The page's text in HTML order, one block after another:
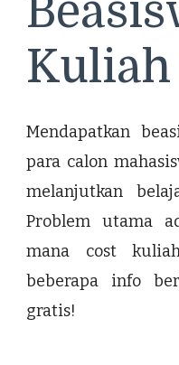
Mendapatkan
para calon
melanjutkan
Problem utama
mana cost
beberapa info
gratis!